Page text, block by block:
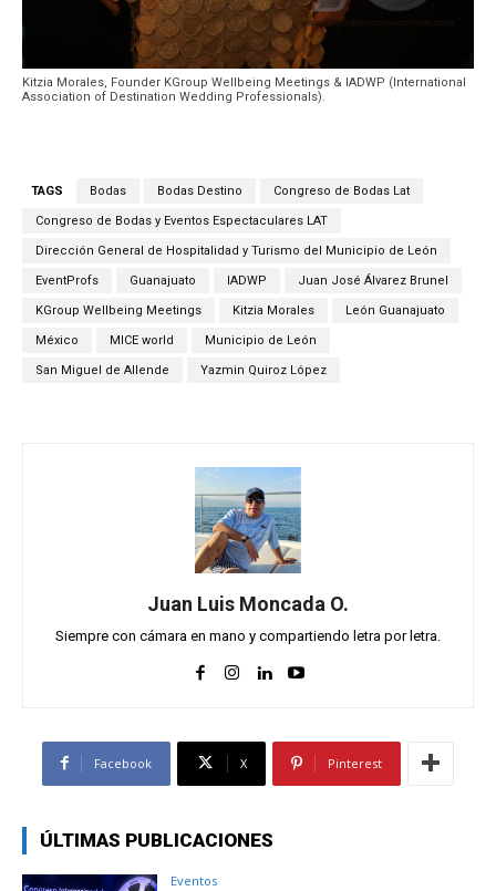
Kitzia Morales, Founder KGroup Wellbeing Meetings & IADWP (International
Association of Destination Wedding Professionals).
TAGS Bodas Bodas Destino Congreso de Bodas Lat
Congreso de Bodas y Eventos Espectaculares LAT
Dirección General de Hospitalidad y Turismo del Municipio de León
EventProfs Guanajuato IADWP Juan José Álvarez Brunel
KGroup Wellbeing Meetings Kitzia Morales León Guanajuato
México MICE world Municipio de León
San Miguel de Allende Yazmin Quiroz López
Juan Luis Moncada O.
Siempre con cámara en mano y compartiendo letra por letra.
Facebook X Pinterest
ÚLTIMAS PUBLICACIONES
Eventos